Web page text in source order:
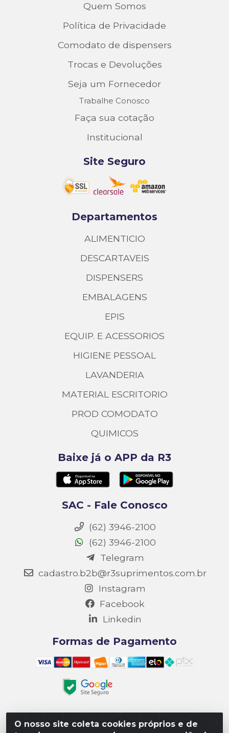
O nosso site coleta cookies próprios e de
Quem Somos
Política de Privacidade
Comodato de dispensers
Trocas e Devoluções
Seja um Fornecedor
Trabalhe Conosco
Faça sua cotação
Institucional
Site Seguro
Departamentos
ALIMENTICIO
DESCARTAVEIS
DISPENSERS
EMBALAGENS
EPIS
EQUIP. E ACESSORIOS
HIGIENE PESSOAL
LAVANDERIA
MATERIAL ESCRITORIO
PROD COMODATO
QUIMICOS
Baixe já o APP da R3
SAC - Fale Conosco
(62) 3946-2100
(62) 3946-2100
Telegram
cadastro.b2b@r3suprimentos.com.br
Instagram
Facebook
Linkedin
Formas de Pagamento
Matriz R3 Suprimentos - Rua 14, Polo Empresarial Goiás